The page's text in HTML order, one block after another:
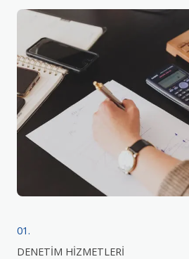
01.
DENETİM HİZMETLERİ